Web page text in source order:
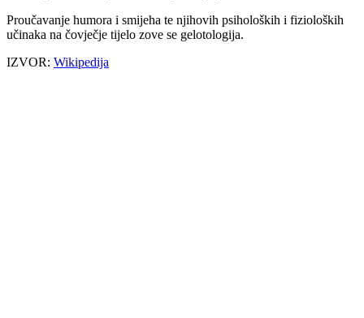
Proučavanje humora i smijeha te njihovih psiholoških i fizioloških
učinaka na čovječje tijelo zove se gelotologija.
IZVOR: Wikipedija